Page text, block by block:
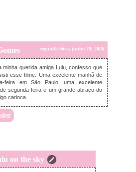
segunda-feira, junho 29, 2026
minha querida amiga Lulu, confesso que
esse filme. Uma excelente manhã de
feira em São Paulo, uma excelente
segunda-feira e um grande abraço do
carioca.
on the sky
quinta-feira, julho 02, 2026